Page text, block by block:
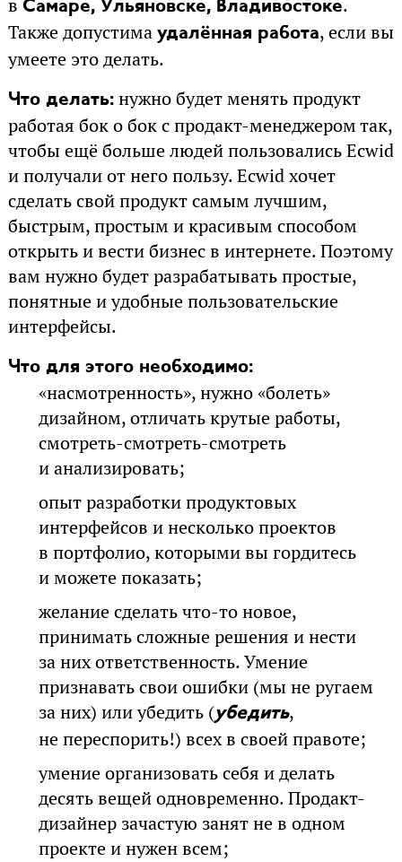
в Самаре, Ульяновске, Владивостоке.
Также допустима удалённая работа, если вы
умеете это делать.
Что делать:нужно будет менять продукт
работая бок о бок с продакт-менеджером так,
чтобы ещё больше людей пользовались Ecwid
и получали от него пользу. Ecwid хочет
сделать свой продукт самым лучшим,
быстрым, простым и красивым способом
открыть и вести бизнес в интернете. Поэтому
вам нужно будет разрабатывать простые,
понятные и удобные пользовательские
интерфейсы.
Что для этого необходимо:
«насмотренность», нужно «болеть»
дизайном, отличать крутые работы,
смотреть-смотреть-смотреть
и анализировать;
опыт разработки продуктовых
интерфейсов и несколько проектов
в портфолио, которыми вы гордитесь
и можете показать;
желание сделать что-то новое,
принимать сложные решения и нести
за них ответственность. Умение
признавать свои ошибки (мы не ругаем
за них) или убедить (убедить,
не переспорить!) всех в своей правоте;
умение организовать себя и делать
десять вещей одновременно. Продакт-
дизайнер зачастую занят не в одном
проекте и нужен всем;